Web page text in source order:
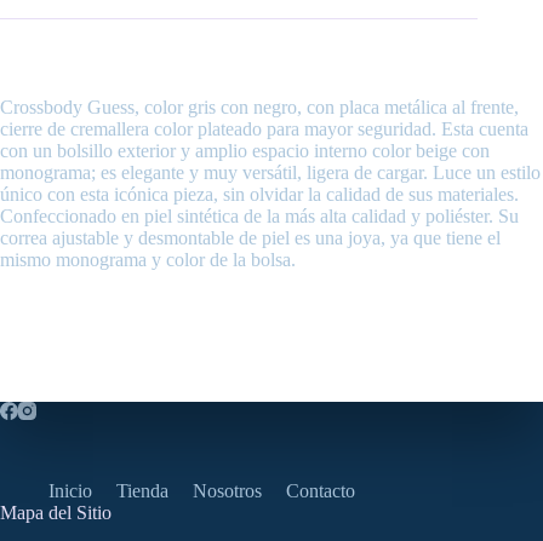
Crossbody Guess, color gris con negro, con placa metálica al frente,
cierre de cremallera color plateado para mayor seguridad. Esta cuenta
con un bolsillo exterior y amplio espacio interno color beige con
monograma; es elegante y muy versátil, ligera de cargar. Luce un estilo
único con esta icónica pieza, sin olvidar la calidad de sus materiales.
Confeccionado en piel sintética de la más alta calidad y poliéster. Su
correa ajustable y desmontable de piel es una joya, ya que tiene el
mismo monograma y color de la bolsa.
Inicio Tienda Nosotros
Contacto
Mapa del Sitio